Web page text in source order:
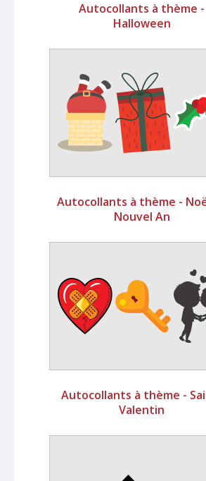
Autocollants à thème -
Halloween
Autocollants à thème -
Nouvel An
Autocollants à thème -
Valentin